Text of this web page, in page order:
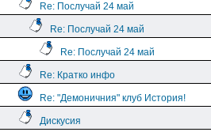
Re: Послучай 24 май
Re: Послучай 24 май
Re: Послучай 24 май
Re: Кратко инфо
Re: "Демоничния" клуб История!
Дискусия